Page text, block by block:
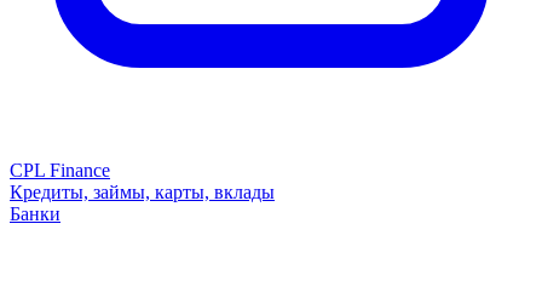
CPL Finance
Кредиты, займы, карты, вклады
Банки